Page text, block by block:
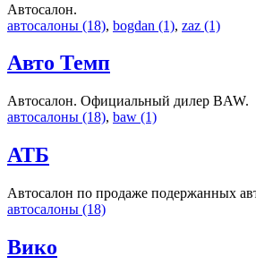
Автосалон.
автосалоны (18), bogdan (1), zaz (1)
Авто Темп
Автосалон. Официальный дилер BAW.
автосалоны (18), baw (1)
АТБ
Автосалон по продаже подержанных
автосалоны (18)
Вико